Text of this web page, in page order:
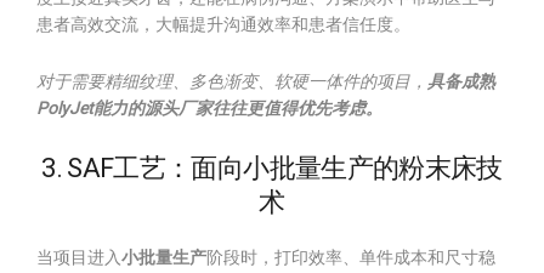
患者高效交流，大幅提升沟通效率和患者信任度。
对于需要精细纹理、多色渐变、软硬一体件的项目， 具备成熟
PolyJet能力的源头厂家往往更值得优先考虑。
3. SAF工艺：面向小批量生产的粉末床技
术
当项目进入小批量生产阶段时，打印效率、单件成本和尺寸稳